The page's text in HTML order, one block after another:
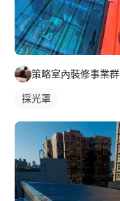
策略室內裝修事業群
採光罩